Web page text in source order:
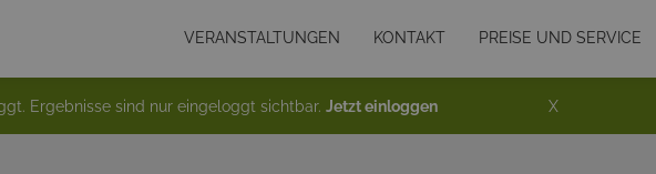
VERANSTALTUNGEN KONTAKT PREISE UND SERVICE
Ergebnisse sind nur eingeloggt sichtbar. Jetzt einloggen X